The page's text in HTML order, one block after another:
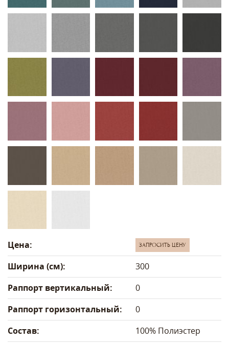
Цена: ЗАПРОСИТЬ ЦЕНУ
Ширина (см):
300
Раппорт вертикальный:
0
Раппорт горизонтальный:
0
Состав:
100% Полиэстер